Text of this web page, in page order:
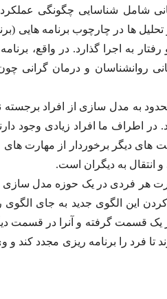
شامل شناسایی چگونگی
تحلیل ها در چارچوب برنامه هایی
به اجرا گذارد. در واقع،
روانشناسان و درمان گرانی چون
به مدل سازی از افراد
در اطراف ما افراد زیادی وجود
های دیگر برخوردار از مهارت
انتقال به دیگران است.
هر فردی در یک حوزه مدل سازی
کردن این الگوی جدید به جای
یک قسمت گرفته و آنرا در قسمت
فرد را برنامه ریزی مجدد کند و